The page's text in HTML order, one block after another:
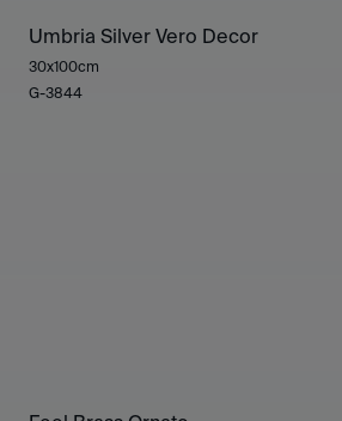
Umbria Silver Vero Decor
30x100cm
G-3844